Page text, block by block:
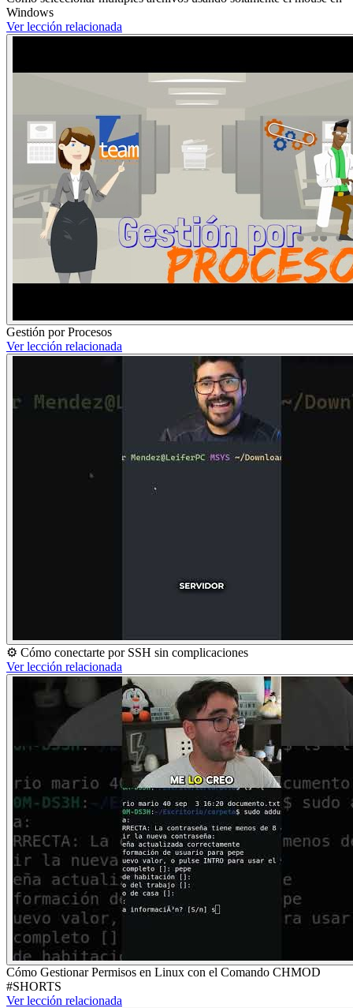
Windows
Ver lección relacionada
Gestión por Procesos
Ver lección relacionada
⚙️ Cómo conectarte por SSH sin complicaciones
Ver lección relacionada
Cómo Gestionar Permisos en Linux con el Comando CHMOD
#SHORTS
Ver lección relacionada